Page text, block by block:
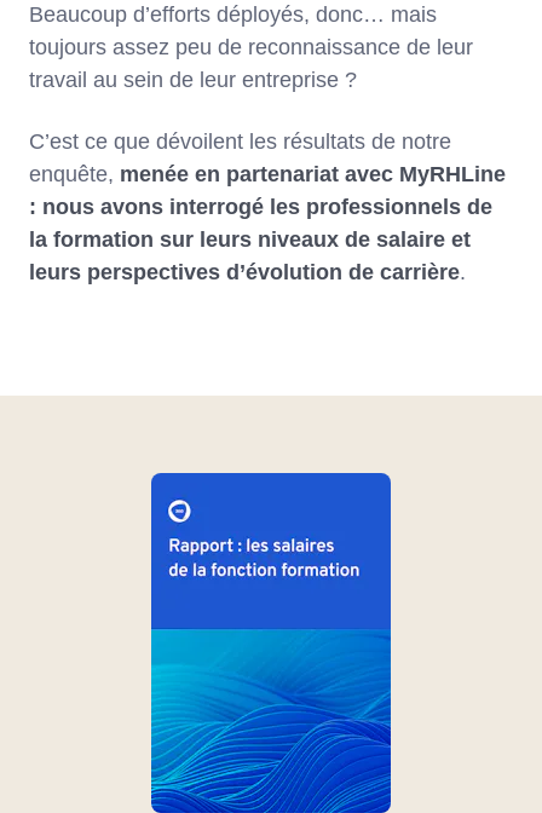
Beaucoup d’efforts déployés, donc… mais
toujours assez peu de reconnaissance de leur
travail au sein de leur entreprise ?
C’est ce que dévoilent les résultats de notre
enquête, menée en partenariat avec MyRHLine
: nous avons interrogé les professionnels de
la formation sur leurs niveaux de salaire et
leurs perspectives d’évolution de carrière.